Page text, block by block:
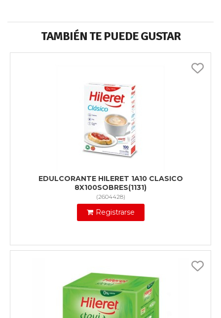
TAMBIÉN TE PUEDE GUSTAR
EDULCORANTE HILERET 1A10 CLASICO
8X100SOBRES(1131)
(2604428)
Registrarse